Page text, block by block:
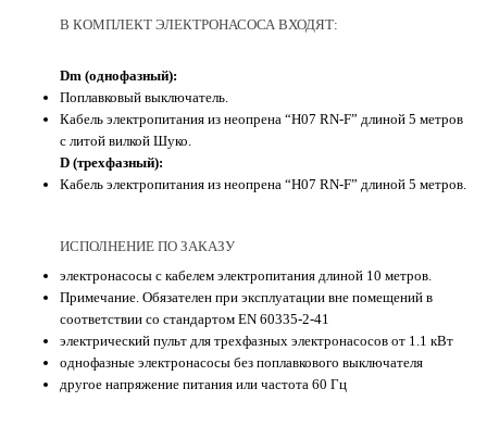
В КОМПЛЕКТ ЭЛЕКТРОНАСОСА ВХОДЯТ:
Dm (однофазный):
Поплавковый выключатель.
Кабель электропитания из неопрена “H07 RN-F” длиной 5 метров
с литой вилкой Шуко.
D (трехфазный):
Кабель электропитания из неопрена “H07 RN-F” длиной 5 метров.
ИСПОЛНЕНИЕ ПО ЗАКАЗУ
электронасосы с кабелем электропитания длиной 10 метров.
Примечание. Обязателен при эксплуатации вне помещений в
соответствии со стандартом EN 60335-2-41
электрический пульт для трехфазных электронасосов от 1.1 кВт
однофазные электронасосы без поплавкового выключателя
другое напряжение питания или частота 60 Гц